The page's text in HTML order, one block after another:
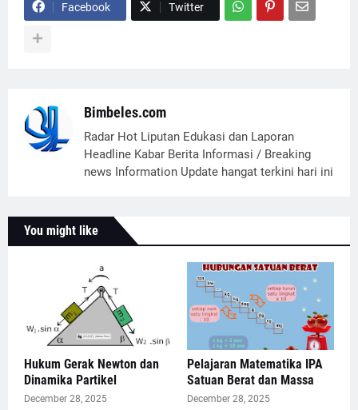
Facebook Twitter
Bimbeles.com
Radar Hot Liputan Edukasi dan Laporan
Headline Kabar Berita Informasi / Breaking
news Information Update hangat terkini hari ini
You might like
Hukum Gerak Newton dan
Dinamika Partikel
December 28, 2025
Pelajaran Matematika IPA
Satuan Berat dan Massa
December 28, 2025